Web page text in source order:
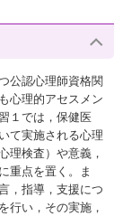
公認心理師資格関
心理的アセスメン
１では，保健医
て実施される心理
理検査）や意義，
重点を置く。ま
，指導，支援につ
行い，その実施，